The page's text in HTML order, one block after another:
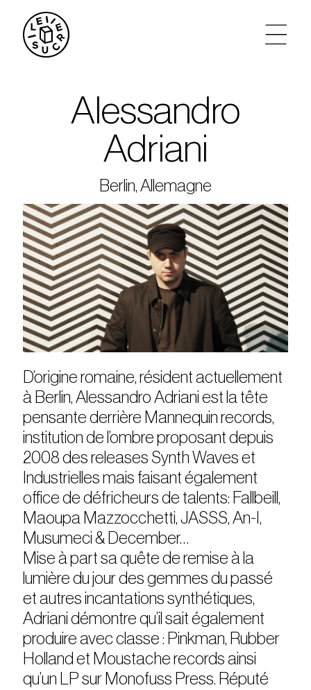
agenda
le sucre max
partenariats
privatisations
Alessandro
Adriani
Berlin, Allemagne
D’origine romaine, résident actuellement
à Berlin, Alessandro Adriani est la tête
pensante derrière Mannequin records,
institution de l’ombre proposant depuis
2008 des releases Synth Waves et
Industrielles mais faisant également
office de défricheurs de talents: Fallbeill,
Maoupa Mazzocchetti, JASSS, An-I,
Musumeci & December…
Mise à part sa quête de remise à la
lumière du jour des gemmes du passé
et autres incantations synthétiques,
Adriani démontre qu’il sait également
produire avec classe : Pinkman, Rubber
Holland et Moustache records ainsi
qu’un LP sur Monofuss Press. Réputé